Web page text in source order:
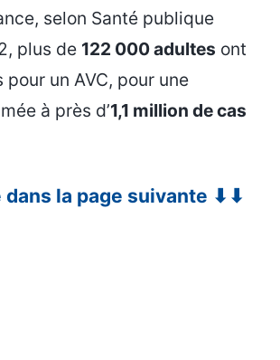
selon Santé publique
plus de 122 000 adultes ont
un AVC, pour une
à près d’1,1 million de cas
dans la page suivante ⬇⬇